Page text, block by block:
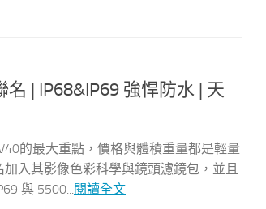
| IP68&IP69 強悍防水 | 天
的最大重點，價格與體積重量都是輕量
入其影像色彩科學與鏡頭濾鏡包，並且
與 5500...閱讀全文